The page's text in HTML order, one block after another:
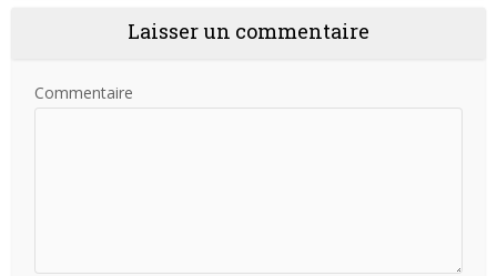
Laisser un commentaire
Commentaire